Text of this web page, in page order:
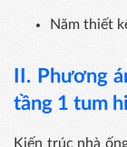
Năm thiết
II. Phương
tầng 1 tum
Kiến trúc nhà